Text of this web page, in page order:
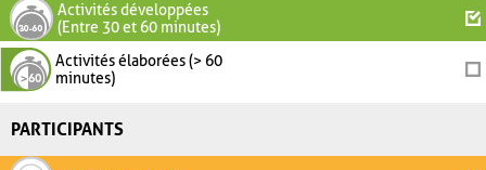
Activités développées
(Entre 30 et 60 minutes)
Activités élaborées (> 60
minutes)
PARTICIPANTS